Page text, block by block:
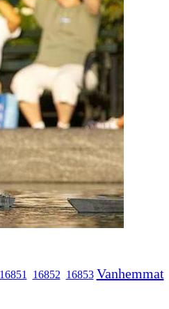
16851 16852 16853 Vanhemmat